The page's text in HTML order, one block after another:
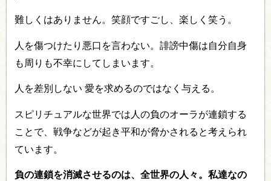
難しくはありません。笑顔ですごし、楽しく笑う。
人を傷つけたり悪口を言わない。誹謗中傷は自分自身
も周りも不幸にしてしまいます。
人を差別しない 愛を求めるのではなく与える。
スピリチュアルな世界では人の負のオーラが連鎖する
ことで、戦争などが起き平和が脅かされると考えられ
ています。
負の連鎖を消滅させるのは、全世界の人々。私達なの